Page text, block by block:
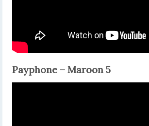
Payphone – Maroon 5